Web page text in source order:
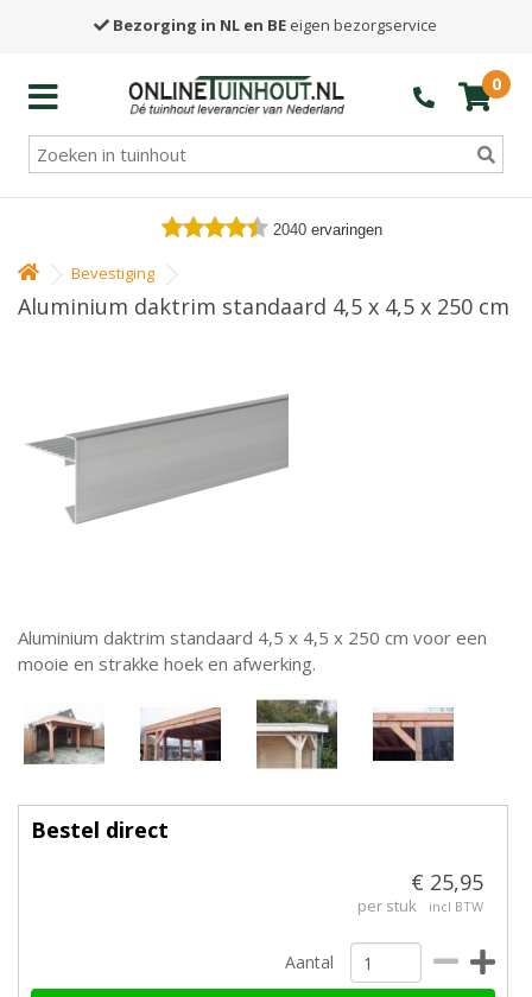
Bezorging in NL en BE eigen bezorgservice
0
2040 ervaringen
Bevestiging
Aluminium daktrim standaard 4,5 x 4,5 x 250 cm
Aluminium daktrim standaard 4,5 x 4,5 x 250 cm voor een
mooie en strakke hoek en afwerking.
Bestel direct
€ 25,95
per stuk incl BTW
Aantal